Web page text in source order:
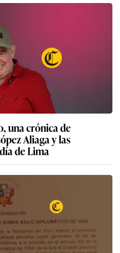
una crónica de
Aliaga y las
de Lima